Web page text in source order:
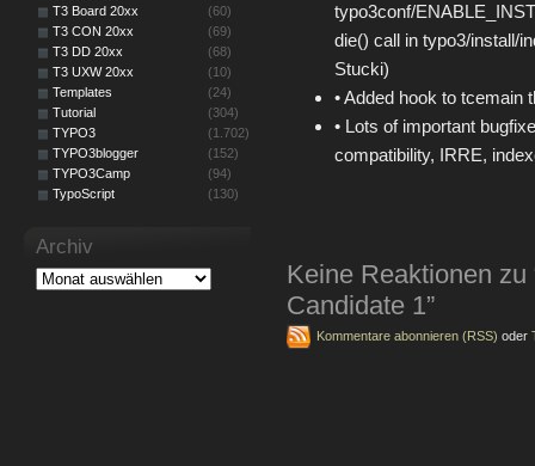
typo3conf/
die() call in typo3/install/
Stucki)
• Added hook to tcemain
• Lots of important
compatibility, IRRE,
Keine Reaktionen
Candidate 1”
Kommentare abonnieren (RSS) oder
T3 Board 20xx
(60)
T3 CON 20xx
(69)
T3 DD 20xx
(68)
T3 UXW 20xx
(10)
Templates
(24)
Tutorial
(304)
TYPO3
(1.702)
TYPO3blogger
(152)
TYPO3Camp
(94)
TypoScript
(130)
Archiv